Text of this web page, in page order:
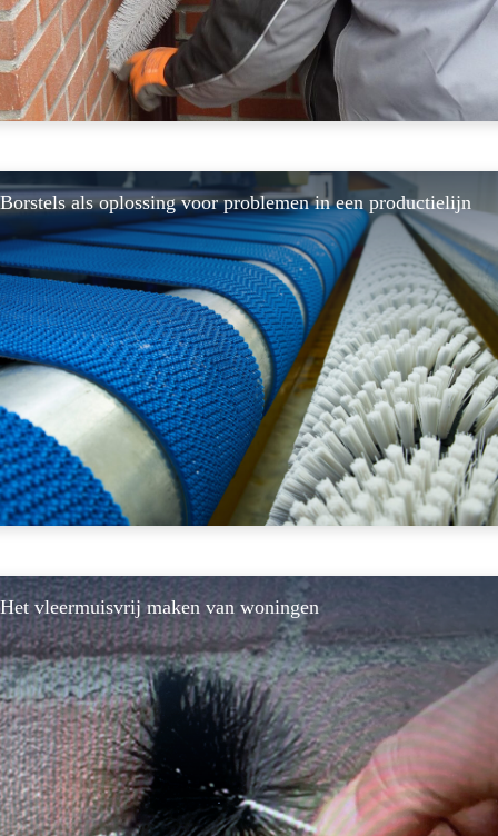
Borstels als oplossing voor problemen in een productielijn
Het vleermuisvrij maken van woningen